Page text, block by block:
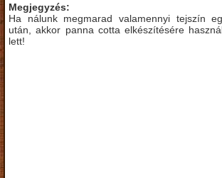
Megjegyzés:
Ha nálunk megmarad valamennyi tejszín
után, akkor panna cotta elkészítésére
lett!